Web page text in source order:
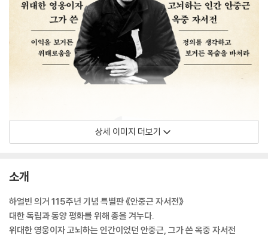
상세 이미지 더보기
소개
하얼빈 의거 115주년 기념 특별판 《안중근 자서전》
대한 독립과 동양 평화를 위해 총을 겨누다.
위대한 영웅이자 고뇌하는 인간이었던 안중근, 그가 쓴 옥중 자서전